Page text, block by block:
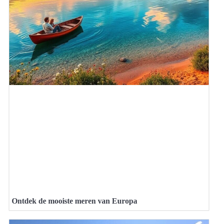
Ontdek de mooiste meren van Europa